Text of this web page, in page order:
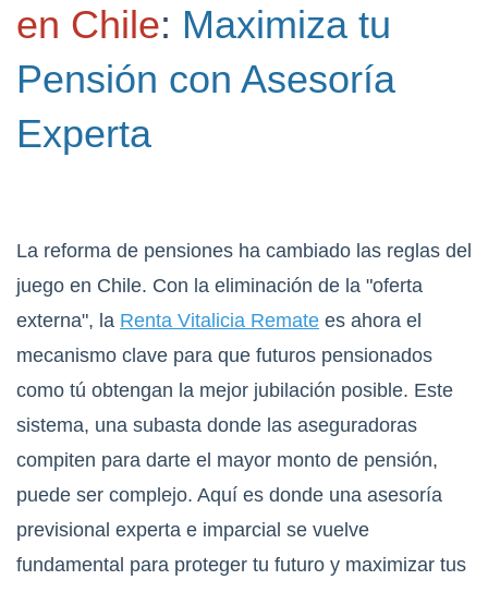
en Chile: Maximiza tu
Pensión con Asesoría
Experta
La reforma de pensiones ha cambiado las reglas del
juego en Chile. Con la eliminación de la "oferta
externa", la Renta Vitalicia Remate es ahora el
mecanismo clave para que futuros pensionados
como tú obtengan la mejor jubilación posible. Este
sistema, una subasta donde las aseguradoras
compiten para darte el mayor monto de pensión,
puede ser complejo. Aquí es donde una asesoría
previsional experta e imparcial se vuelve
fundamental para proteger tu futuro y maximizar tus